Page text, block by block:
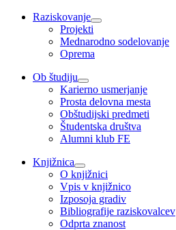
Raziskovanje
Projekti
Mednarodno sodelovanje
Oprema
Ob študiju
Karierno usmerjanje
Prosta delovna mesta
Obštudijski predmeti
Študentska društva
Alumni klub FE
Knjižnica
O knjižnici
Vpis v knjižnico
Izposoja gradiv
Bibliografije raziskovalcev
Odprta znanost